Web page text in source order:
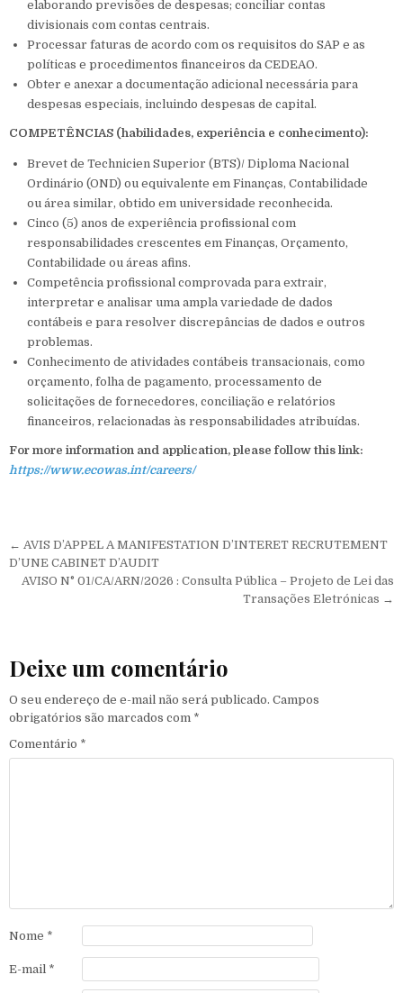
elaborando previsões de despesas; conciliar contas
divisionais com contas centrais.
Processar faturas de acordo com os requisitos do SAP e as
políticas e procedimentos financeiros da CEDEAO.
Obter e anexar a documentação adicional necessária para
despesas especiais, incluindo despesas de capital.
COMPETÊNCIAS (habilidades, experiência e conhecimento):
Brevet de Technicien Superior (BTS)/ Diploma Nacional
Ordinário (OND) ou equivalente em Finanças, Contabilidade
ou área similar, obtido em universidade reconhecida.
Cinco (5) anos de experiência profissional com
responsabilidades crescentes em Finanças, Orçamento,
Contabilidade ou áreas afins.
Competência profissional comprovada para extrair,
interpretar e analisar uma ampla variedade de dados
contábeis e para resolver discrepâncias de dados e outros
problemas.
Conhecimento de atividades contábeis transacionais, como
orçamento, folha de pagamento, processamento de
solicitações de fornecedores, conciliação e relatórios
financeiros, relacionadas às responsabilidades atribuídas.
For more information and application, please follow this link:
https://www.ecowas.int/careers/
Navegação de Post
← AVIS D’APPEL A MANIFESTATION D’INTERET RECRUTEMENT
D’UNE CABINET D’AUDIT
AVISO N° 01/CA/ARN/2026 : Consulta Pública – Projeto de Lei das
Transações Eletrónicas →
Deixe um comentário
O seu endereço de e-mail não será publicado. Campos
obrigatórios são marcados com *
Comentário *
Nome *
E-mail *